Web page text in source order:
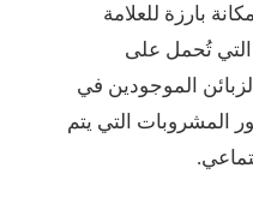
بارزة للعلامة
تُحمل على
الموجودين في
المشروبات التي يتم